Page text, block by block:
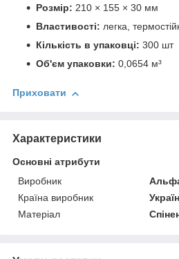
Розмір: 210 × 155 × 30 мм
Властивості: легка,
Кількість в упаковці: 300 шт
Об'єм упаковки: 0,0654 м³
Приховати
Характеристики
Основні атрибути
Виробник
Країна виробник
Матеріал